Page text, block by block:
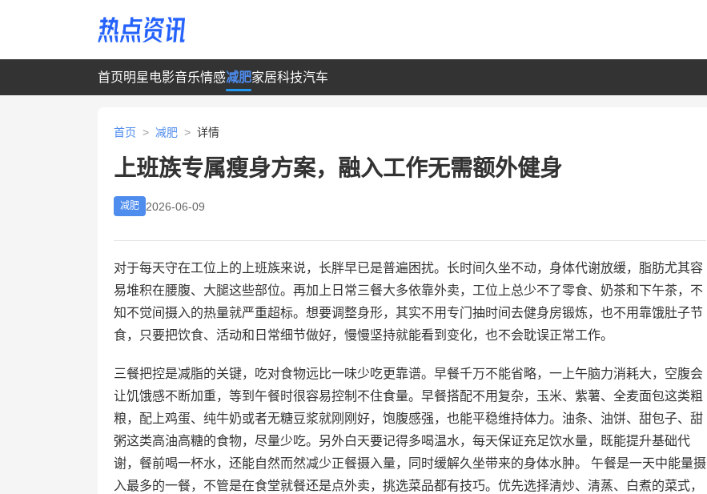
首页明星 电影音乐情感减肥家居科技汽车
首页 > 减肥 > 详情
上班族专属瘦身方案，融入工作无需额外健身
减肥 2026-06-09
对于每天守在工位上的上班族来说，长胖早已是普遍困扰。长时间久坐不动，身体代谢放缓，脂肪尤其容
易堆积在腰腹、大腿这些部位。再加上日常三餐大多依靠外卖，工位上总少不了零食、奶茶和下午茶，不
知不觉间摄入的热量就严重超标。想要调整身形，其实不用专门抽时间去健身房锻炼，也不用靠饿肚子节
食，只要把饮食、活动和日常细节做好，慢慢坚持就能看到变化，也不会耽误正常工作。
三餐把控是减脂的关键，吃对食物远比一味少吃更靠谱。早餐千万不能省略，一上午脑力消耗大，空腹会
让饥饿感不断加重，等到午餐时很容易控制不住食量。早餐搭配不用复杂，玉米、紫薯、全麦面包这类粗
粮，配上鸡蛋、纯牛奶或者无糖豆浆就刚刚好，饱腹感强，也能平稳维持体力。油条、油饼、甜包子、甜
粥这类高油高糖的食物，尽量少吃。另外白天要记得多喝温水，每天保证充足饮水量，既能提升基础代
谢，餐前喝一杯水，还能自然而然减少正餐摄入量，同时缓解久坐带来的身体水肿。 午餐是一天中能量摄
入最多的一餐，不管是在食堂就餐还是点外卖，挑选菜品都有技巧。优先选择清炒、清蒸、白煮的菜式，